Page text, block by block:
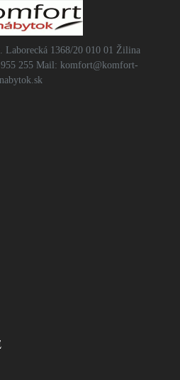
Laborecká 1368/20 010 01 Žilina
255 Mail: komfort@komfort-
nabytok.sk